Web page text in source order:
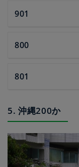
901
800
801
5. 沖縄200か